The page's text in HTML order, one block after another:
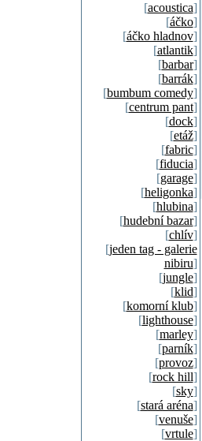
[acoustica]
[áčko]
[áčko hladnov]
[atlantik]
[barbar]
[barrák]
[bumbum comedy]
[centrum pant]
[dock]
[etáž]
[fabric]
[fiducia]
[garage]
[heligonka]
[hlubina]
[hudební bazar]
[chlív]
[jeden tag - galerie
nibiru]
[jungle]
[klid]
[komorní klub]
[lighthouse]
[marley]
[parník]
[provoz]
[rock hill]
[sky]
[stará aréna]
[venuše]
[vrtule]